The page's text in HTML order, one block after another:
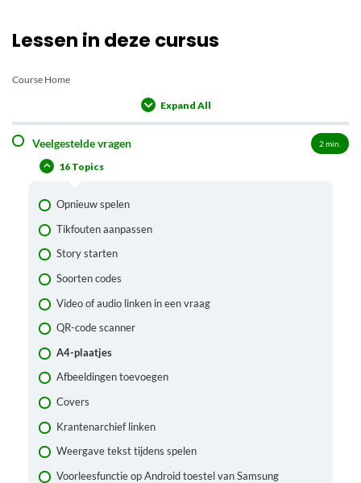
Lessen in deze cursus
Course Home
Expand All
Veelgestelde vragen 2 min.
16 Topics
Opnieuw spelen
Tikfouten aanpassen
Story starten
Soorten codes
Video of audio linken in een vraag
QR-code scanner
A4-plaatjes
Afbeeldingen toevoegen
Covers
Krantenarchief linken
Weergave tekst tijdens spelen
Voorleesfunctie op Android toestel van Samsung